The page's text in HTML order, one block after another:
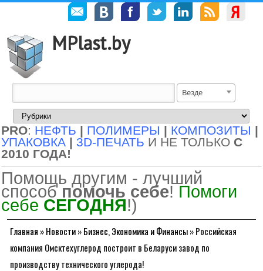
MPlast.by
Везде
PRO: НЕФТЬ | ПОЛИМЕРЫ | КОМПОЗИТЫ |
УПАКОВКА | 3D-ПЕЧАТЬ И НЕ ТОЛЬКО С
2010 ГОДА!
Помощь другим - лучший
способ помочь себе! Помоги
себе СЕГОДНЯ!)
Главная »Новости»Бизнес, Экономика и Финансы»Российская
компания Омсктехуглерод построит в Беларуси завод по
производству технического углерода!